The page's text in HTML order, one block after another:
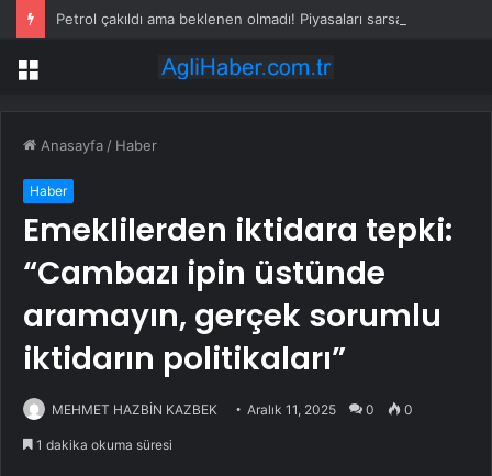
Menü
Anasayfa / Haber
Haber
Emeklilerden iktidara tepki:
“Cambazı ipin üstünde
aramayın, gerçek sorumlu
iktidarın politikaları”
MEHMET HAZBİN KAZBEK Aralık 11, 2025 0 0
1 dakika okuma süresi